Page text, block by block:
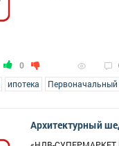
0
ипотека Первоначальный
Архитектурный